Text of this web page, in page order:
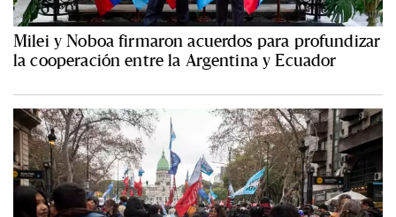
Milei y Noboa firmaron acuerdos para profundizar
la cooperación entre la Argentina y Ecuador